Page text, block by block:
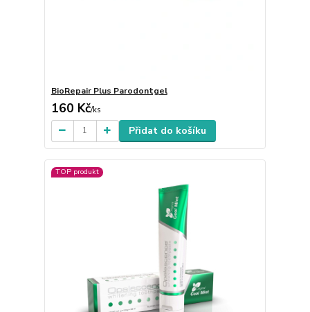
BioRepair Plus Parodontgel
160 Kč/ks
Přidat do košíku
TOP produkt